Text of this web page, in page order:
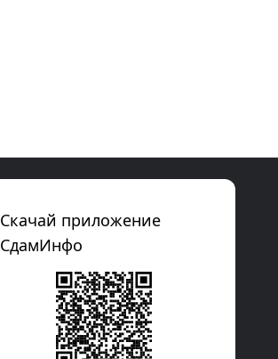
Скачай приложение
СдамИнфо